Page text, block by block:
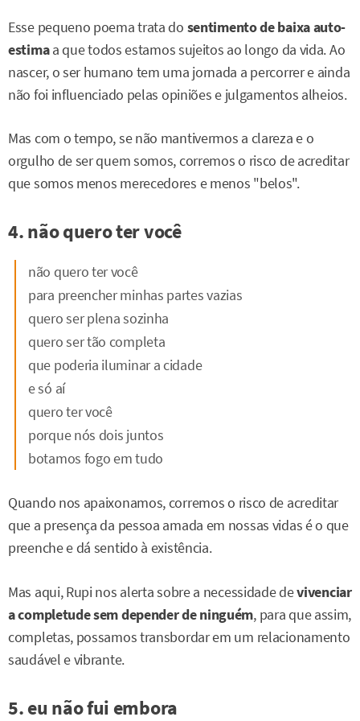
Esse pequeno poema trata do sentimento de baixa auto-
estimaa que todos estamos sujeitos ao longo da vida. Ao
nascer, o ser humano tem uma jornada a percorrer e ainda
não foi influenciado pelas opiniões e julgamentos alheios.
Mas com o tempo, se não mantivermos a clareza e o
orgulho de ser quem somos, corremos o risco de acreditar
que somos menos merecedores e menos "belos".
4. não quero ter você
não quero ter você
para preencher minhas partes vazias
quero ser plena sozinha
quero ser tão completa
que poderia iluminar a cidade
e só aí
quero ter você
porque nós dois juntos
botamos fogo em tudo
Quando nos apaixonamos, corremos o risco de acreditar
que a presença da pessoa amada em nossas vidas é o que
preenche e dá sentido à existência.
Mas aqui, Rupi nos alerta sobre a necessidade devivenciar
a completude sem depender de ninguém, para que assim,
completas, possamos transbordar em um relacionamento
saudável e vibrante.
5. eu não fui embora